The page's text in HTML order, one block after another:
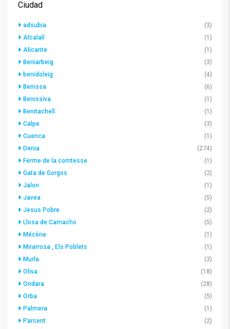
Ciudad
adsubia
(3)
Alcalalí
(1)
Alicante
(1)
Beniarbeig
(3)
benidoleig
(4)
Benissa
(6)
Benissiva
(1)
Benitachell
(1)
Calpe
(3)
Cuenca
(1)
Denia
(274)
Ferme de la comtesse
(1)
Gata de Gorgos
(2)
Jalon
(1)
Javea
(5)
Jesus Pobre
(2)
Llosa de Camacho
(5)
Mécène
(1)
Mirarrosa , Els Poblets
(1)
Murla
(3)
Oliva
(18)
Ondara
(28)
Orba
(5)
Palmera
(1)
Parcent
(2)